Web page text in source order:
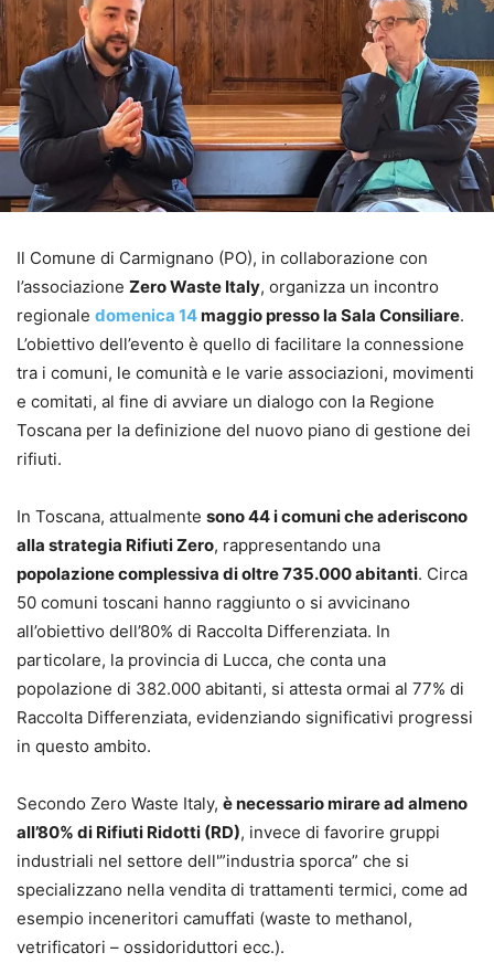
Il Comune di Carmignano (PO), in collaborazione con
l’associazione Zero Waste Italy, organizza un incontro
regionale domenica 14maggio presso la Sala Consiliare.
L’obiettivo dell’evento è quello di facilitare la connessione
tra i comuni, le comunità e le varie associazioni, movimenti
e comitati, al fine di avviare un dialogo con la Regione
Toscana per la definizione del nuovo piano di gestione dei
rifiuti.
In Toscana, attualmente sono 44 i comuni che aderiscono
alla strategia Rifiuti Zero, rappresentando una
popolazione complessiva di oltre 735.000 abitanti. Circa
50 comuni toscani hanno raggiunto o si avvicinano
all’obiettivo dell’80% di Raccolta Differenziata. In
particolare, la provincia di Lucca, che conta una
popolazione di 382.000 abitanti, si attesta ormai al 77% di
Raccolta Differenziata, evidenziando significativi progressi
in questo ambito.
Secondo Zero Waste Italy, è necessario mirare ad almeno
all’80% di Rifiuti Ridotti (RD), invece di favorire gruppi
industriali nel settore dell'”industria sporca” che si
specializzano nella vendita di trattamenti termici, come ad
esempio inceneritori camuffati (waste to methanol,
vetrificatori – ossidoriduttori ecc.).